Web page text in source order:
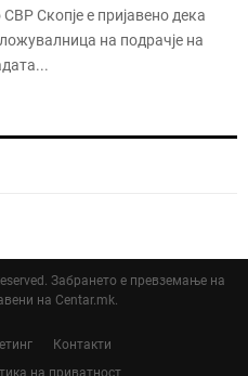
Скопје е пријавено дека
на подрачје на
Забрането е превземање на
на Centar.mk.
Контакти